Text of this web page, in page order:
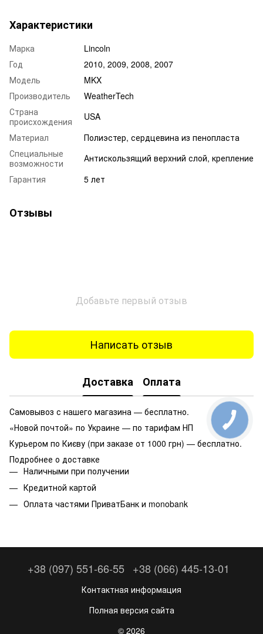
Характеристики
Марка
Lincoln
Год
2010, 2009, 2008, 2007
Модель
MKX
Производитель
WeatherTech
Страна
происхождения
USA
Материал
Полиэстер, сердцевина из пенопласта
Специальные
возможности
Антискользящий верхний слой, крепление
Гарантия
5 лет
Отзывы
Добавьте первый отзыв
Написать отзыв
Доставка Оплата
Самовывоз с нашего магазина — бесплатно.
«Новой почтой» по Украине — по тарифам НП
Курьером по Києву (при заказе от 1000 грн) — бесплатно.
Подробнее о доставке
Наличными при получении
Кредитной картой
Оплата частями ПриватБанк и monobank
+38 (097) 551-66-55 +38 (066) 445-13-01
Контактная информация
Полная версия сайта
© 2026